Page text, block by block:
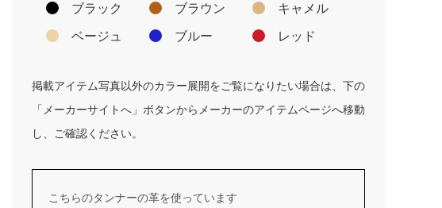
ブラック ブラウン キャメル
ベージュ ブルー レッド
掲載アイテム写真以外のカラー展開をご覧になりたい場合は、下の
「メーカーサイトへ」ボタンからメーカーのアイテムページへ移動
し、ご確認ください。
こちらのタンナーの革を使っています